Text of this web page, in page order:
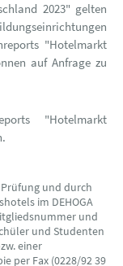
2023" gelten
"Hotelmarkt
auf Anfrage zu
"Hotelmarkt
und durch
im DEHOGA
und
und Studenten
einer
per Fax (0228/92 39